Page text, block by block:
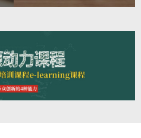
• 消灭故障,消除一切浪费,向
零缺陷、零库存进军.
• 提高产品质量、降低材料成
本.